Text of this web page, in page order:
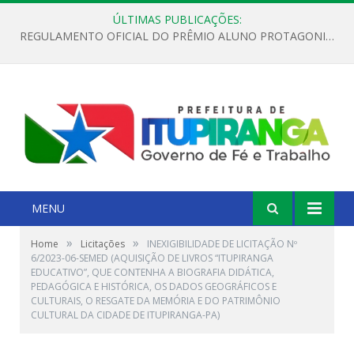
ÚLTIMAS PUBLICAÇÕES:
REGULAMENTO OFICIAL DO PRÊMIO ALUNO PROTAGONISTA – EDIÇÃO 2026
MENU
Home » Licitações »
INEXIGIBILIDADE DE LICITAÇÃO Nº
6/2023-06-SEMED (AQUISIÇÃO DE LIVROS “ITUPIRANGA
EDUCATIVO”, QUE CONTENHA A BIOGRAFIA DIDÁTICA,
PEDAGÓGICA E HISTÓRICA, OS DADOS GEOGRÁFICOS E
CULTURAIS, O RESGATE DA MEMÓRIA E DO PATRIMÔNIO
CULTURAL DA CIDADE DE ITUPIRANGA-PA)